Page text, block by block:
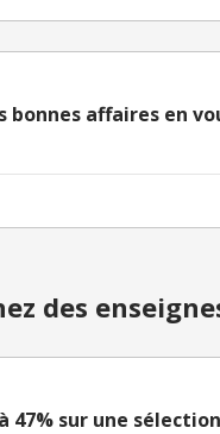
bonnes affaires en
des
47% sur une